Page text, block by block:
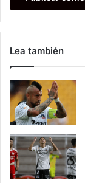
Lea también